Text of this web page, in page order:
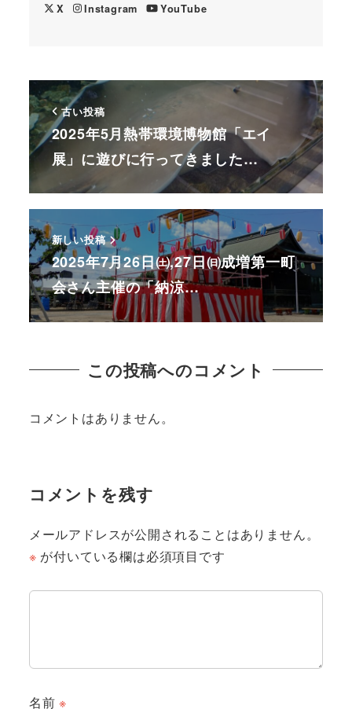
X Instagram YouTube
古い投稿
2025年5月熱帯環境博物館「エイ
展」に遊びに行ってきました…
新しい投稿
2025年7月26日㈯,27日㈰成増第一町
会さん主催の「納涼…
この投稿へのコメント
コメントはありません。
コメントを残す
メールアドレスが公開されることはありません。
※ が付いている欄は必須項目です
名前※